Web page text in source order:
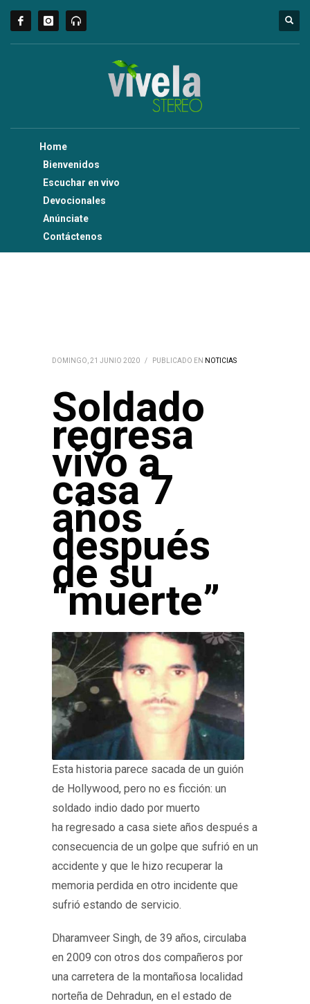
Home
Bienvenidos
Escuchar en vivo
Devocionales
Anúnciate
Contáctenos
DOMINGO, 21 JUNIO 2020 / PUBLICADO EN NOTICIAS
Soldado
regresa
vivo a
casa 7
años
después
de su
“muerte”
Esta historia parece sacada de un guión
de Hollywood, pero no es ficción: un
soldado indio dado por muerto
ha regresado a casa siete años después a
consecuencia de un golpe que sufrió en un
accidente y que le hizo recuperar la
memoria perdida en otro incidente que
sufrió estando de servicio.
Dharamveer Singh, de 39 años, circulaba
en 2009 con otros dos compañeros por
una carretera de la montañosa localidad
norteña de Dehradun, en el estado de